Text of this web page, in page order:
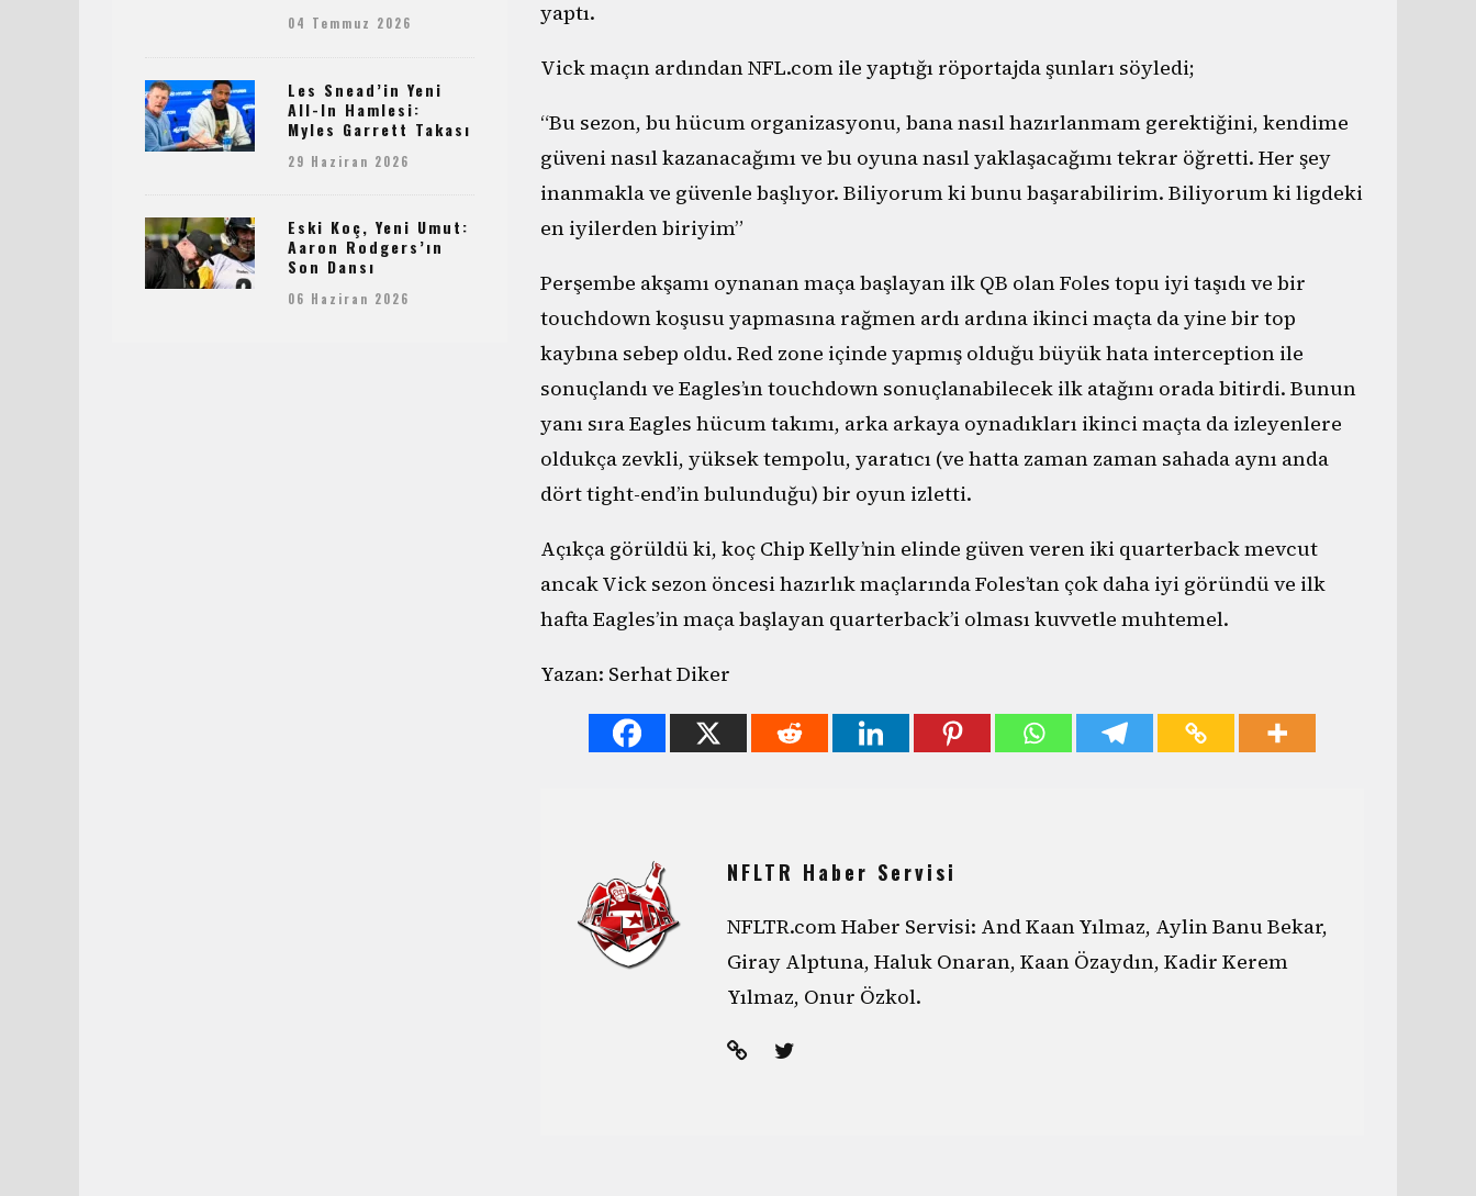
yaptı.
Vick maçın ardından NFL.com ile yaptığı röportajda şunları söyledi;
“Bu sezon, bu hücum organizasyonu, bana nasıl hazırlanmam gerektiğini, kendime
güveni nasıl kazanacağımı ve bu oyuna nasıl yaklaşacağımı tekrar öğretti. Her şey
inanmakla ve güvenle başlıyor. Biliyorum ki bunu başarabilirim. Biliyorum ki ligdeki
en iyilerden biriyim”
Perşembe akşamı oynanan maça başlayan ilk QB olan Foles topu iyi taşıdı ve bir
touchdown koşusu yapmasına rağmen ardı ardına ikinci maçta da yine bir top
kaybına sebep oldu. Red zone içinde yapmış olduğu büyük hata interception ile
sonuçlandı ve Eagles’ın touchdown sonuçlanabilecek ilk atağını orada bitirdi. Bunun
yanı sıra Eagles hücum takımı, arka arkaya oynadıkları ikinci maçta da izleyenlere
oldukça zevkli, yüksek tempolu, yaratıcı (ve hatta zaman zaman sahada aynı anda
dört tight-end’in bulunduğu) bir oyun izletti.
Açıkça görüldü ki, koç Chip Kelly’nin elinde güven veren iki quarterback mevcut
ancak Vick sezon öncesi hazırlık maçlarında Foles’tan çok daha iyi göründü ve ilk
hafta Eagles’in maça başlayan quarterback’i olması kuvvetle muhtemel.
Yazan: Serhat Diker
NFLTR Haber Servisi
NFLTR.com Haber Servisi: And Kaan Yılmaz, Aylin Banu Bekar,
Giray Alptuna, Haluk Onaran, Kaan Özaydın, Kadir Kerem
Yılmaz, Onur Özkol.
04 Temmuz 2026
Les Snead’in Yeni
All-In Hamlesi:
Myles Garrett Takası
29 Haziran 2026
Eski Koç, Yeni Umut:
Aaron Rodgers’ın
Son Dansı
06 Haziran 2026